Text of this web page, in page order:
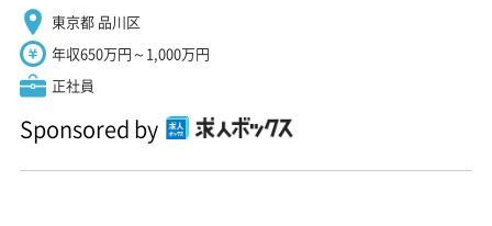
東京都 品川区
年収650万円～1,000万円
正社員
Sponsored by